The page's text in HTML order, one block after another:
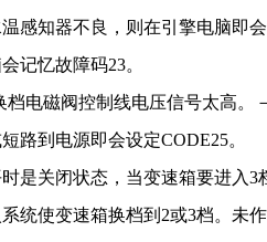
果水温感知器不良，则在引擎电脑
会记忆故障码23。
电磁阀控制线电压信号太高。
路到电源即会设定CODE25。
是关闭状态，当变速箱要进入3
入系统使变速箱换档到2或3档。未